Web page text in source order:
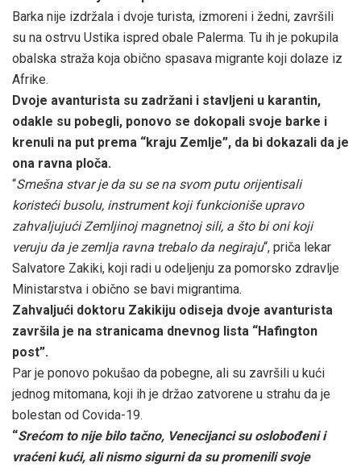
Barka nije izdržala i dvoje turista, izmoreni i žedni, završili
su na ostrvu Ustika ispred obale Palerma. Tu ih je pokupila
obalska straža koja obično spasava migrante koji dolaze iz
Afrike.
Dvoje avanturista su zadržani i stavljeni u karantin,
odakle su pobegli, ponovo se dokopali svoje barke i
krenuli na put prema “kraju Zemlje”, da bi dokazali da je
ona ravna ploča.
“Smešna stvar je da su se na svom putu orijentisali
koristeći busolu, instrument koji funkcioniše upravo
zahvaljujući Zemljinoj magnetnoj sili, a što bi oni koji
veruju da je zemlja ravna trebalo da negiraju“, priča lekar
Salvatore Zakiki, koji radi u odeljenju za pomorsko zdravlje
Ministarstva i obično se bavi migrantima.
Zahvaljući doktoru Zakikiju odiseja dvoje avanturista
završila je na stranicama dnevnog lista “Hafington
post”.
Par je ponovo pokušao da pobegne, ali su završili u kući
jednog mitomana, koji ih je držao zatvorene u strahu da je
bolestan od Covida-19.
“Srećom to nije bilo tačno, Venecijanci su oslobođeni i
vraćeni kući, ali nismo sigurni da su promenili svoje